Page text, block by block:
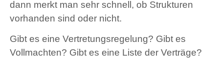
dann merkt man sehr schnell, ob Strukturen
vorhanden sind oder nicht.
Gibt es eine Vertretungsregelung? Gibt es
Vollmachten? Gibt es eine Liste der Verträge?